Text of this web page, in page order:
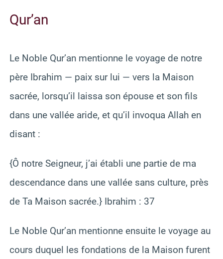
Qur’an
Le Noble Qur’an mentionne le voyage de notre
père Ibrahim — paix sur lui — vers la Maison
sacrée, lorsqu’il laissa son épouse et son fils
dans une vallée aride, et qu’il invoqua Allah en
disant :
{Ô notre Seigneur, j’ai établi une partie de ma
descendance dans une vallée sans culture, près
de Ta Maison sacrée.} Ibrahim : 37
Le Noble Qur’an mentionne ensuite le voyage au
cours duquel les fondations de la Maison furent